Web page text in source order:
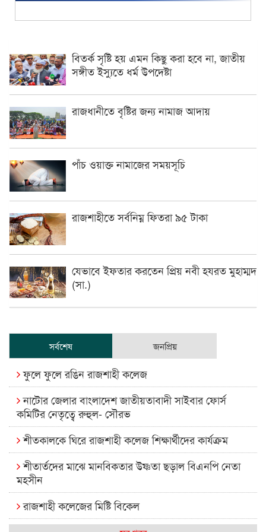
বিতর্ক সৃষ্টি হয় এমন কিছু করা হবে না, জাতীয়
সঙ্গীত ইস্যুতে ধর্ম উপদেষ্টা
রাজধানীতে বৃষ্টির জন্য নামাজ আদায়
পাঁচ ওয়াক্ত নামাজের সময়সূচি
রাজশাহীতে সর্বনিম্ন ফিতরা ৯৫ টাকা
যেভাবে ইফতার করতেন প্রিয় নবী হযরত মুহাম্মদ
(সা.)
সর্বশেষ জনপ্রিয়
ফুলে ফুলে রঙিন রাজশাহী কলেজ
নাটোর জেলার বাংলাদেশ জাতীয়তাবাদী সাইবার ফোর্স
কমিটির নেতৃত্বে রুহুল- সৌরভ
শীতকালকে ঘিরে রাজশাহী কলেজ শিক্ষার্থীদের কার্যক্রম
শীতার্তদের মাঝে মানবিকতার উষ্ণতা ছড়াল বিএনপি নেতা
মহসীন
রাজশাহী কলেজের মিষ্টি বিকেল